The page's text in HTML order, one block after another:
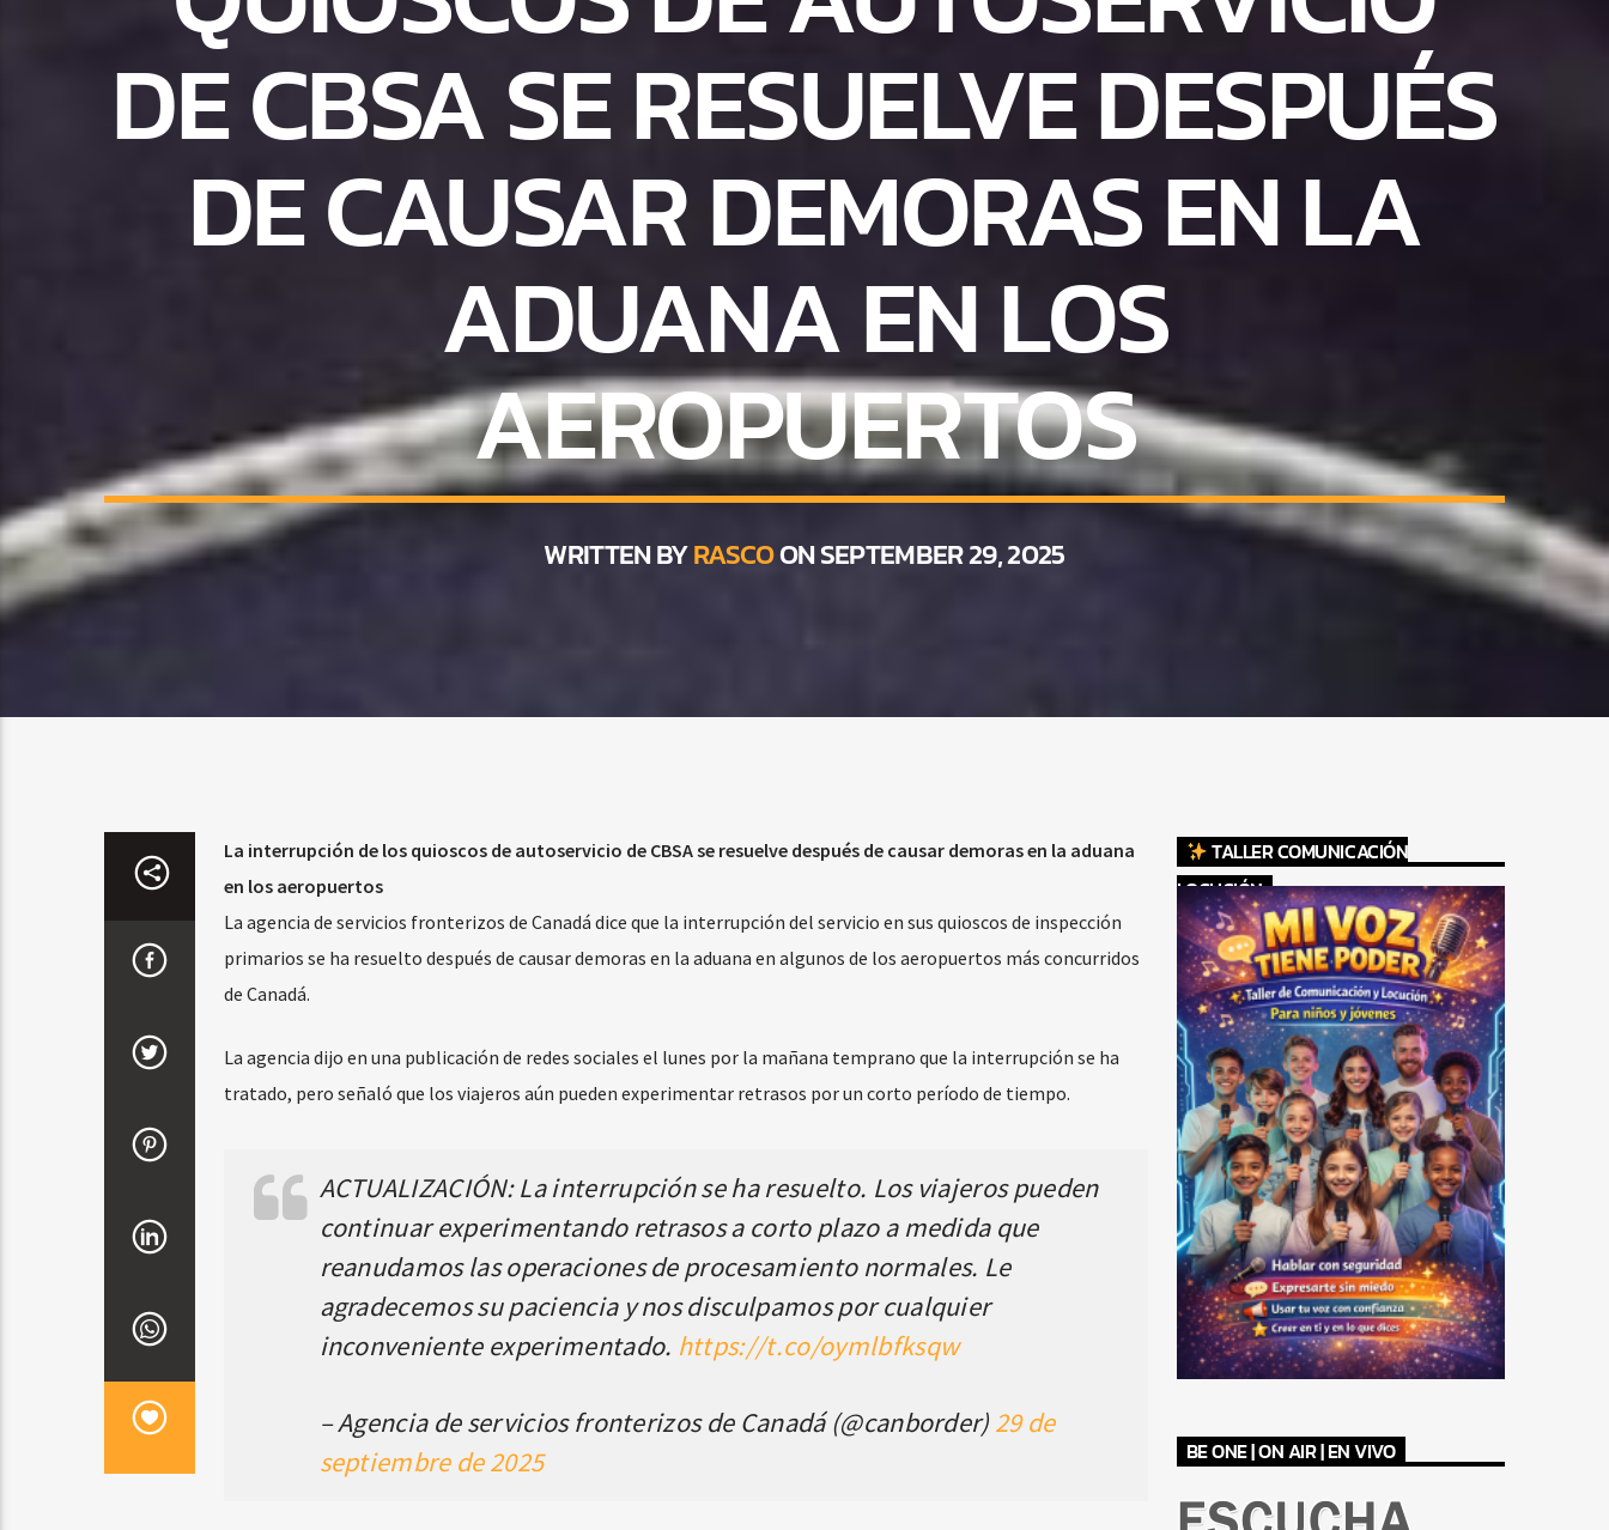
DE CBSA SE RESUELVE DESPUÉS
DE CAUSAR DEMORAS EN LA
ADUANA EN LOS
AEROPUERTOS
WRITTEN BYRASCOON SEPTEMBER 29, 2025
La interrupción de los quioscos de autoservicio de CBSA se resuelve después de causar demoras en la aduana
en los aeropuertos
La agencia de servicios fronterizos de Canadá dice que la interrupción del servicio en sus quioscos de inspección
primarios se ha resuelto después de causar demoras en la aduana en algunos de los aeropuertos más concurridos
de Canadá.
La agencia dijo en una publicación de redes sociales el lunes por la mañana temprano que la interrupción se ha
tratado, pero señaló que los viajeros aún pueden experimentar retrasos por un corto período de tiempo.
ACTUALIZACIÓN: La interrupción se ha resuelto. Los viajeros pueden
continuar experimentando retrasos a corto plazo a medida que
reanudamos las operaciones de procesamiento normales. Le
agradecemos su paciencia y nos disculpamos por cualquier
inconveniente experimentado. https://t.co/oymlbfksqw
– Agencia de servicios fronterizos de Canadá (@canborder) 29 de
septiembre de 2025
TALLER COMUNICACIÓN
LOCUCIÓN
BE ONE | ON AIR | EN VIVO